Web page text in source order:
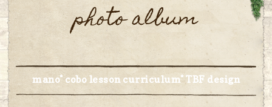
photo album
mano* cobo lesson curriculum* TBF design